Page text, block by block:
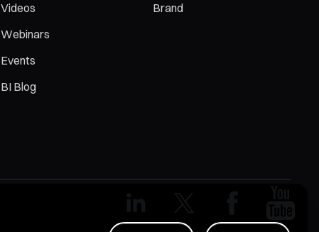
Videos
Webinars
Events
BI Blog
Brand